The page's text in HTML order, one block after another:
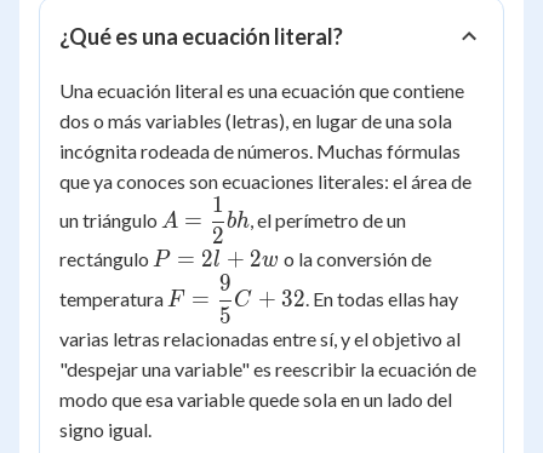
¿Qué es una ecuación literal?
Una ecuación literal es una ecuación que contiene
dos o más variables (letras), en lugar de una sola
incógnita rodeada de números. Muchas fórmulas
que ya conoces son ecuaciones literales: el área de
un triángulo A =
\dfrac{1}
{2}bh
A =
2
1
bh, el perímetro de un
rectángulo P
2l
+
2w
P = 2l + 2w o la conversión de
temperatura F =
\dfrac{9}
{5}C +
32
F =
5
9
C + 32. En todas ellas hay
varias letras relacionadas entre sí, y el objetivo al
"despejar una variable" es reescribir la ecuación de
modo que esa variable quede sola en un lado del
signo igual.